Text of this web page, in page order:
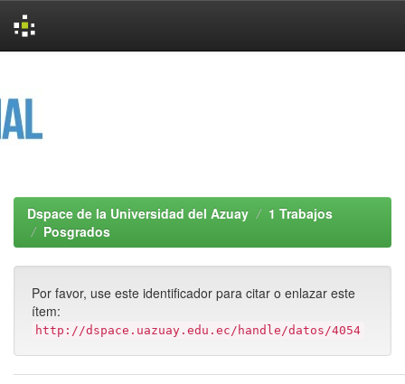
Dspace de la Universidad del Azuay
1 Trabajos
Posgrados
Por favor, use este identificador para citar o enlazar este
ítem:
http://dspace.uazuay.edu.ec/handle/datos/4054